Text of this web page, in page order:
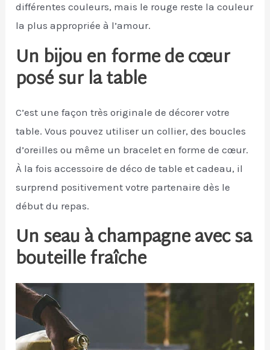
différentes couleurs, mais le rouge reste la couleur
la plus appropriée à l’amour.
Un bijou en forme de cœur
posé sur la table
C’est une façon très originale de décorer votre
table. Vous pouvez utiliser un collier, des boucles
d’oreilles ou même un bracelet en forme de cœur.
À la fois accessoire de déco de table et cadeau, il
surprend positivement votre partenaire dès le
début du repas.
Un seau à champagne avec sa
bouteille fraîche